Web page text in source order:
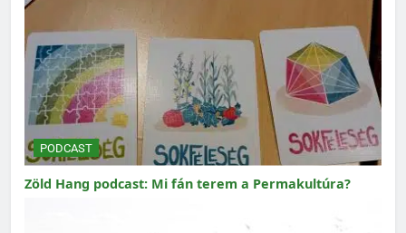
PODCAST
Zöld Hang podcast: Mi fán terem a Permakultúra?